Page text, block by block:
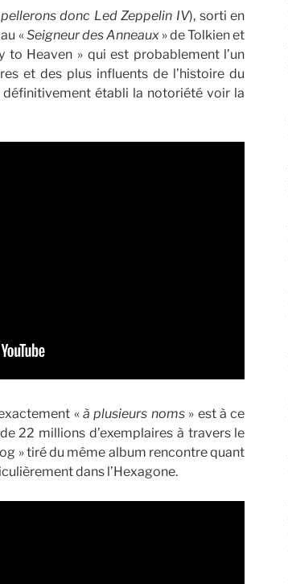
donc Led Zeppelin IV), sorti en
«Seigneur des Anneaux» de Tolkien et
to Heaven » qui est probablement l’un
et des plus influents de l’histoire du
établi la notoriété voir la
«à plusieurs noms» est à ce
22 millions d’exemplaires à travers le
» tiré du même album rencontre quant
dans l’Hexagone.